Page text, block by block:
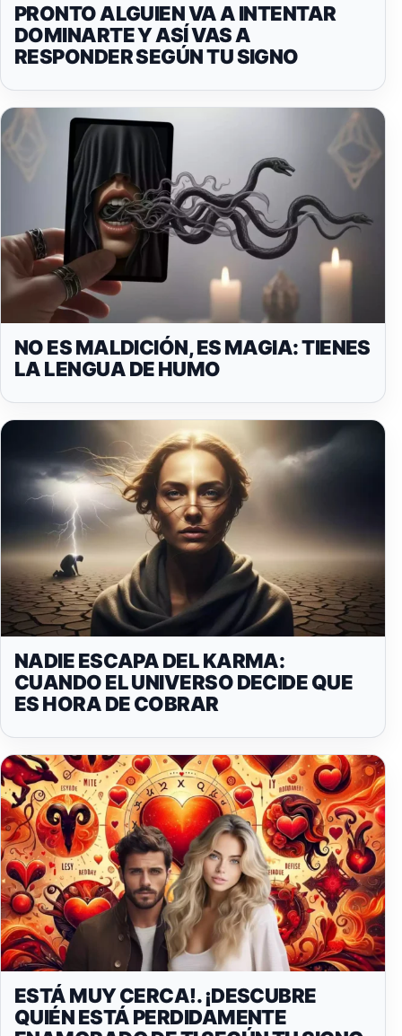
PRONTO ALGUIEN VA A INTENTAR
DOMINARTE Y ASÍ VAS A
RESPONDER SEGÚN TU SIGNO
NO ES MALDICIÓN, ES MAGIA: TIENES
LA LENGUA DE HUMO
NADIE ESCAPA DEL KARMA:
CUANDO EL UNIVERSO DECIDE QUE
ES HORA DE COBRAR
ESTÁ MUY CERCA!. ¡DESCUBRE
QUIÉN ESTÁ PERDIDAMENTE